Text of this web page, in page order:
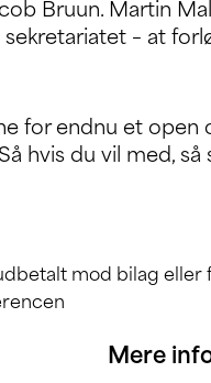
Bruun. Martin
– at
for endnu et
hvis du vil med,
mod bilag eller
Mere